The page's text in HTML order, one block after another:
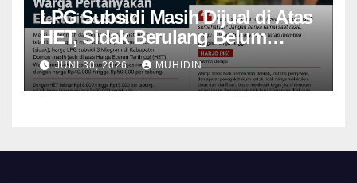
LPG Subsidi Masih Dijual di Atas
HET, Sidak Berulang Belum
Mampu Menekan Harga
JUNI 30, 2026 MUHIDIN